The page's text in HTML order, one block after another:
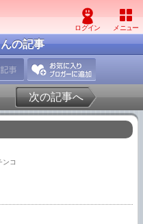
の記事
次の記事へ
ンコ